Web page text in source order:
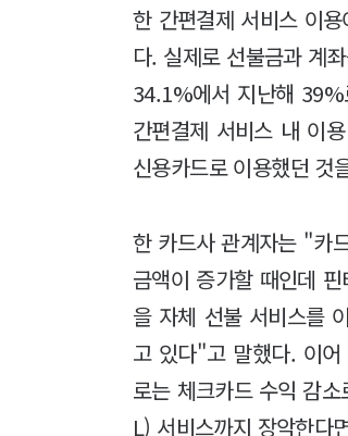
한 간편결제 서비스 이
다. 실제로 선불금과 계
34.1%에서 지난해
간편결제 서비스 내 이
신용카드로 이용했던 것
한 카드사 관계자는 "카
금액이 증가할 때인데
을 자체 선불 서비스를
고 있다"고 말했다. 이
로는 체크카드 수익 감
L) 서비스까지 장악한다